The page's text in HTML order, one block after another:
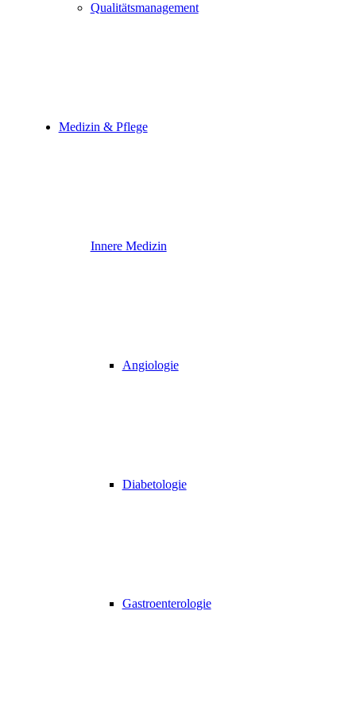
Qualitätsmanagement
Medizin & Pflege
Innere Medizin
Angiologie
Diabetologie
Gastroenterologie